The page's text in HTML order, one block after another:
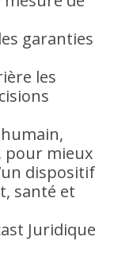
garanties
les
pour mieux
dispositif
santé et
Juridique